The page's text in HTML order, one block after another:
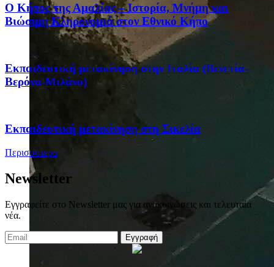
Ο Κήπος της Αμαλίας – Ιστορία, Μνήμη και
Βιώσιμη Κληρονομιά στον Εθνικό Κήπο
Eκπαιδευτική μετακίνηση στην Ιταλία (Βενετία-
Βερόνα-Μιλάνο)
Eκπαιδευτική μετακίνηση στη Σικελία
Περισσότερα
Newsletter
Εγγραφείτε στο Newsletter μας για ανακοινώσεις και τελευταία
νέα.
Εγγραφή